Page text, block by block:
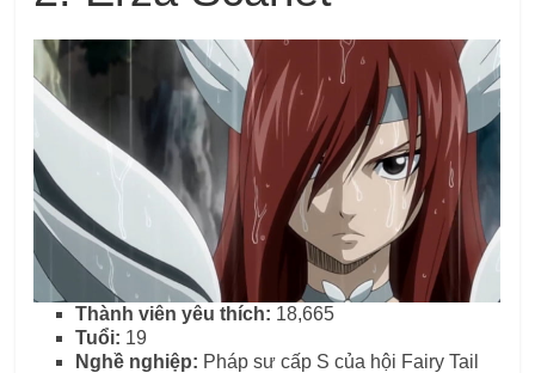
Thành viên yêu thích: 18,665
Tuổi: 19
Nghề nghiệp: Pháp sư cấp S của hội Fairy Tail